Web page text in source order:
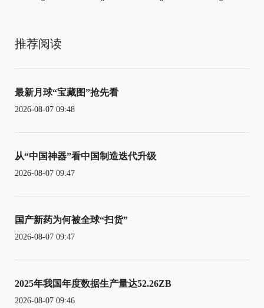
推荐阅读
最新月球“宝藏图”抢先看
2026-08-07 09:48
从“中国神器”看中国制造迭代升级
2026-08-07 09:47
国产新药为何被全球“扫货”
2026-08-07 09:47
2025年我国年度数据生产量达52.26ZB
2026-08-07 09:46